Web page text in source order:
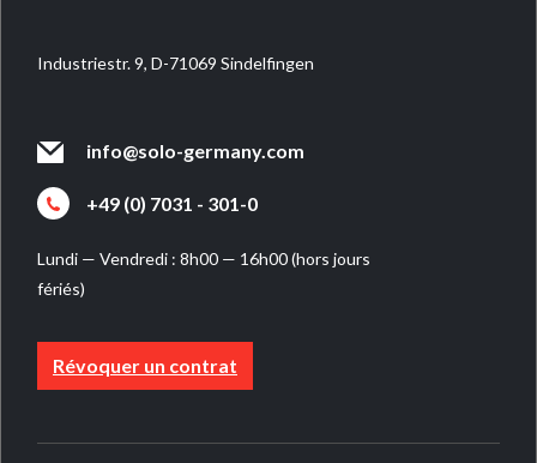
Industriestr. 9, D-71069 Sindelfingen
info@solo-germany.com
+49 (0) 7031 - 301-0
Lundi — Vendredi : 8h00 — 16h00 (hors jours
fériés)
Révoquer un contrat